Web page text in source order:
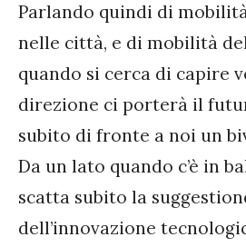
Parlando quindi di
nelle città, e di mobilità
quando si cerca di capire
direzione ci porterà il
subito di fronte a noi un
Da un lato quando c’è in
scatta subito la
dell’innovazione